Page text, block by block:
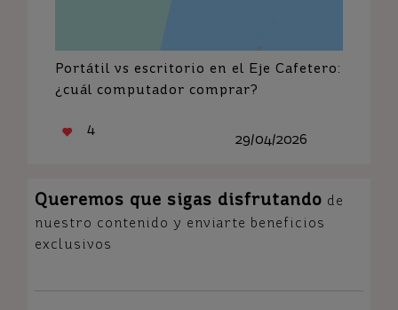
Portátil vs escritorio en el Eje Cafetero:
¿cuál computador comprar?
4
29/04/2026
Queremos que sigas disfrutando de
nuestro contenido y enviarte beneficios
exclusivos